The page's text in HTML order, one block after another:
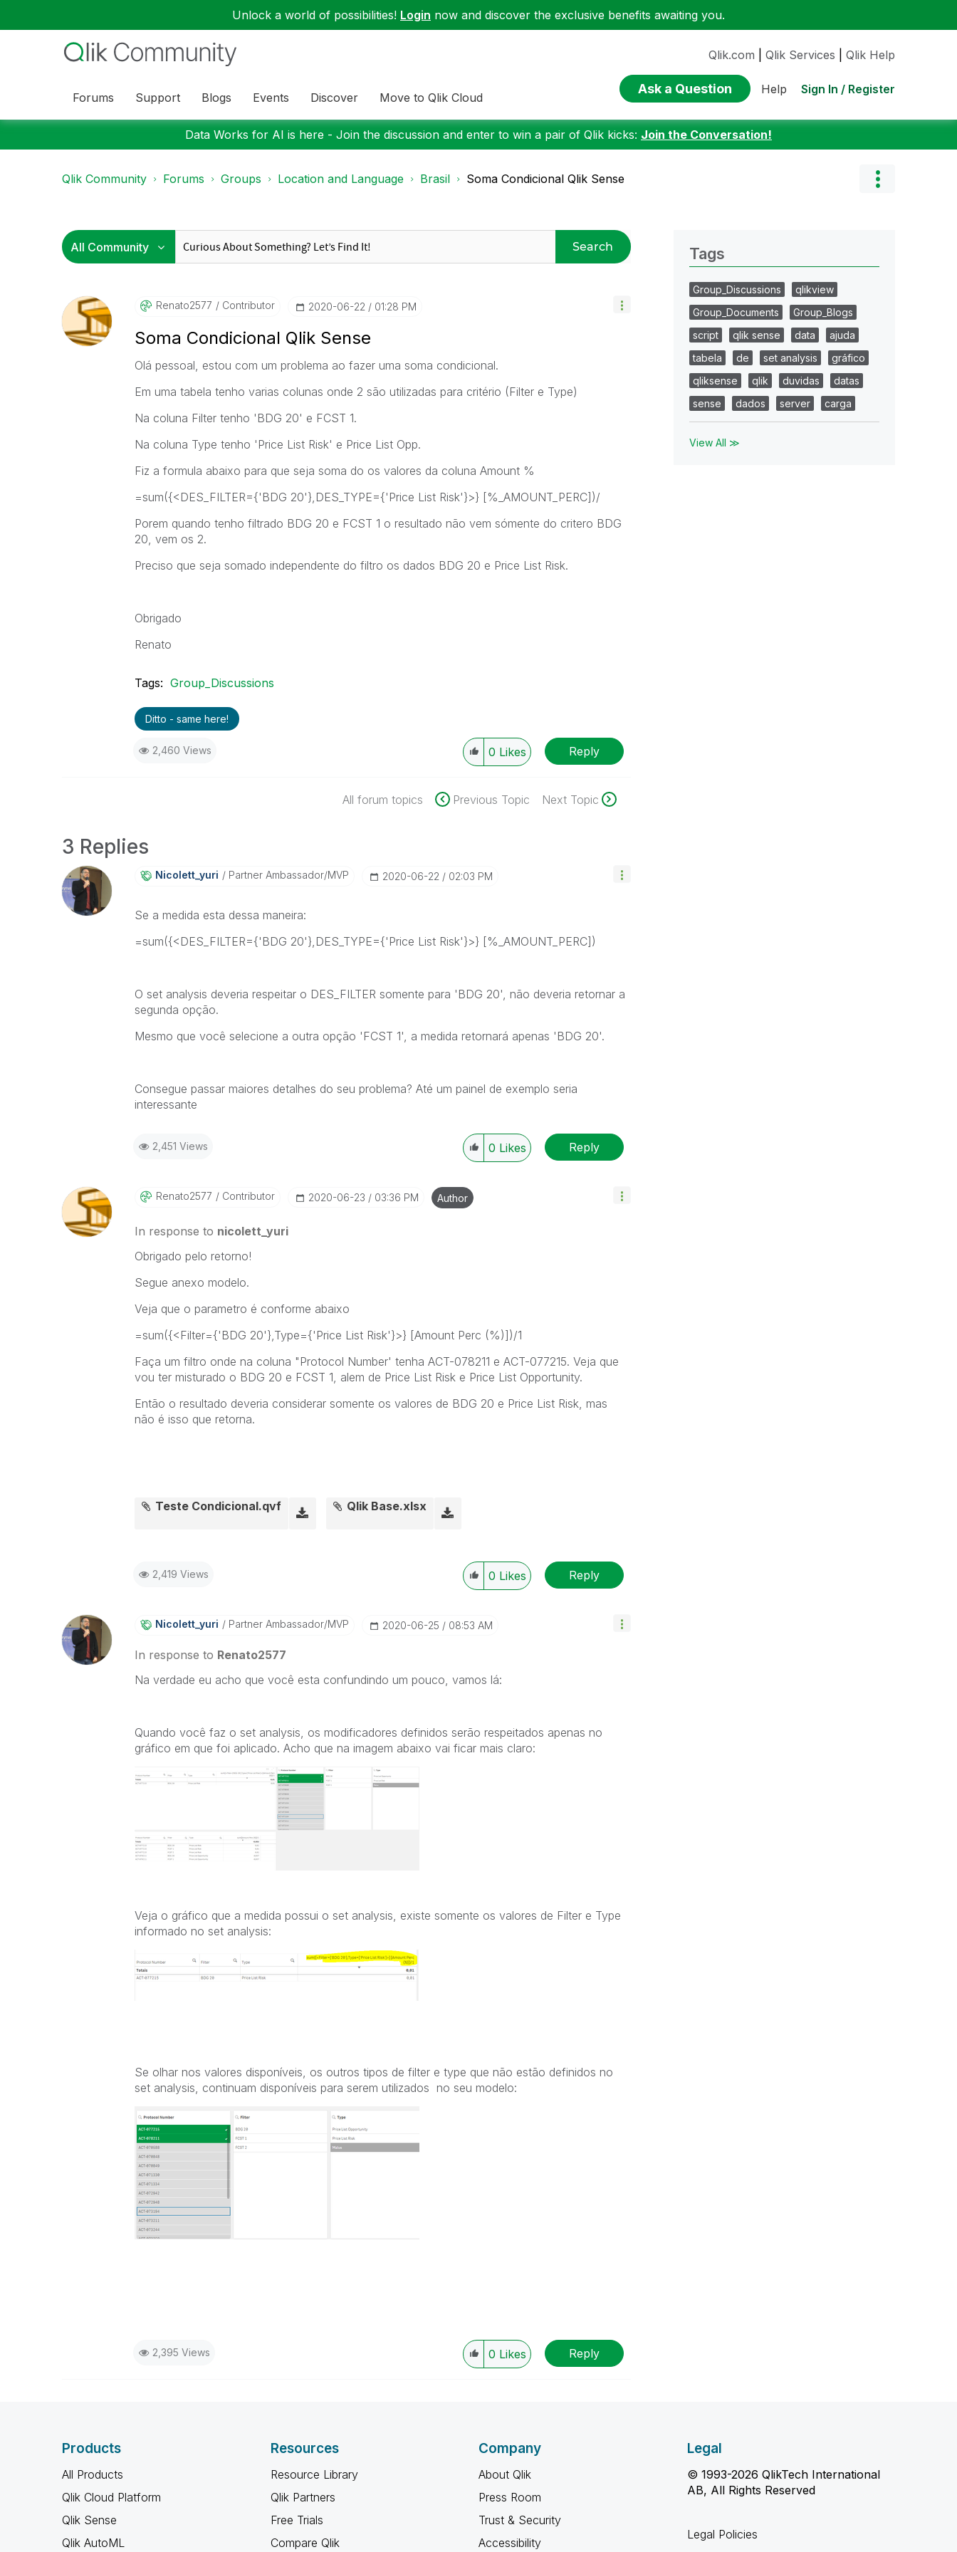
Unlock a world of possibilities! Login now and discover the exclusive benefits awaiting you.
Forums Support Blogs Events Discover Move to Qlik Cloud
Qlik.com Qlik Services Qlik Help
Ask a Question Help Sign In / Register
Data Works for AI is here - Join the discussion and enter to win a pair of Qlik kicks: Join the Conversation!
Qlik Community Forums Groups Location and Language Brasil Soma Condicional Qlik Sense
Search
Renato2577 Contributor ‎2020-06-22 01:28 PM
Soma Condicional Qlik Sense
Olá pessoal, estou com um problema ao fazer uma soma condicional.
Em uma tabela tenho varias colunas onde 2 são utilizadas para critério (Filter e Type)
Na coluna Filter tenho 'BDG 20' e FCST 1.
Na coluna Type tenho 'Price List Risk' e Price List Opp.
Fiz a formula abaixo para que seja soma do os valores da coluna Amount %
=sum({<DES_FILTER={'BDG 20'},DES_TYPE={'Price List Risk'}>} [%_AMOUNT_PERC])/
Porem quando tenho filtrado BDG 20 e FCST 1 o resultado não vem sómente do critero BDG
20, vem os 2.
Preciso que seja somado independente do filtro os dados BDG 20 e Price List Risk.
Obrigado
Renato
Tags: Group_Discussions
Ditto - same here!
2,460 Views 0 Likes Reply
All forum topics Previous Topic Next Topic
3 Replies
Nicolett_yuri Partner Ambassador/MVP ‎2020-06-22 02:03 PM
Se a medida esta dessa maneira:
=sum({<DES_FILTER={'BDG 20'},DES_TYPE={'Price List Risk'}>} [%_AMOUNT_PERC])
O set analysis deveria respeitar o DES_FILTER somente para 'BDG 20', não deveria retornar a
segunda opção.
Mesmo que você selecione a outra opção 'FCST 1', a medida retornará apenas 'BDG 20'.
Consegue passar maiores detalhes do seu problema? Até um painel de exemplo seria
interessante
2,451 Views 0 Likes Reply
Renato2577 Contributor ‎2020-06-23 03:36 PM Author
In response to nicolett_yuri
Obrigado pelo retorno!
Segue anexo modelo.
Veja que o parametro é conforme abaixo
=sum({<Filter={'BDG 20'},Type={'Price List Risk'}>} [Amount Perc (%)])/1
Faça um filtro onde na coluna "Protocol Number' tenha ACT-078211 e ACT-077215. Veja que
vou ter misturado o BDG 20 e FCST 1, alem de Price List Risk e Price List Opportunity.
Então o resultado deveria considerar somente os valores de BDG 20 e Price List Risk, mas
não é isso que retorna.
Teste Condicional.qvf Qlik Base.xlsx
2,419 Views 0 Likes Reply
Nicolett_yuri Partner Ambassador/MVP ‎2020-06-25 08:53 AM
In response to Renato2577
Na verdade eu acho que você esta confundindo um pouco, vamos lá:
Quando você faz o set analysis, os modificadores definidos serão respeitados apenas no
gráfico em que foi aplicado. Acho que na imagem abaixo vai ficar mais claro:
Veja o gráfico que a medida possui o set analysis, existe somente os valores de Filter e Type
informado no set analysis:
Se olhar nos valores disponíveis, os outros tipos de filter e type que não estão definidos no
set analysis, continuam disponíveis para serem utilizados no seu modelo:
2,395 Views 0 Likes Reply
Tags
Group_Discussions
qlikview
Group_Documents
Group_Blogs
script
qlik sense data
ajuda
tabela
de set analysis
gráfico
qliksense
qlik duvidas
datas
sense
dados server carga
View All ≫
Products
All Products
Qlik Cloud Platform
Qlik Sense
Qlik AutoML
Resources
Resource Library
Qlik Partners
Free Trials
Compare Qlik
Company
About Qlik
Press Room
Trust & Security
Accessibility
Legal
© 1993-2026 QlikTech International
AB, All Rights Reserved
Legal Policies